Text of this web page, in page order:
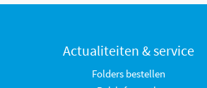
Actualiteiten & service
Folders bestellen